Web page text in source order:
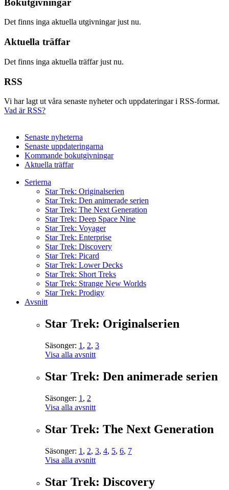
Det finns inga aktuella utgivningar just nu.
Aktuella träffar
Det finns inga aktuella träffar just nu.
RSS
Vi har lagt ut våra senaste nyheter och uppdateringar i RSS-format.
Vad är RSS?
Senaste nyheterna
Senaste uppdateringarna
Kommande bokutgivningar
Aktuella träffar
Serierna
Star Trek: Originalserien
Star Trek: Den animerade serien
Star Trek: The Next Generation
Star Trek: Deep Space Nine
Star Trek: Voyager
Star Trek: Enterprise
Star Trek: Discovery
Star Trek: Picard
Star Trek: Lower Decks
Star Trek: Short Treks
Star Trek: Strange New Worlds
Star Trek: Prodigy
Avsnitt
Star Trek: Originalserien
Säsonger: 1 , 2, 3
Visa alla avsnitt
Star Trek: Den animerade serien
Säsonger: 1 , 2
Visa alla avsnitt
Star Trek: The Next Generation
Säsonger: 1 , 2, 3, 4, 5, 6, 7
Visa alla avsnitt
Star Trek: Discovery